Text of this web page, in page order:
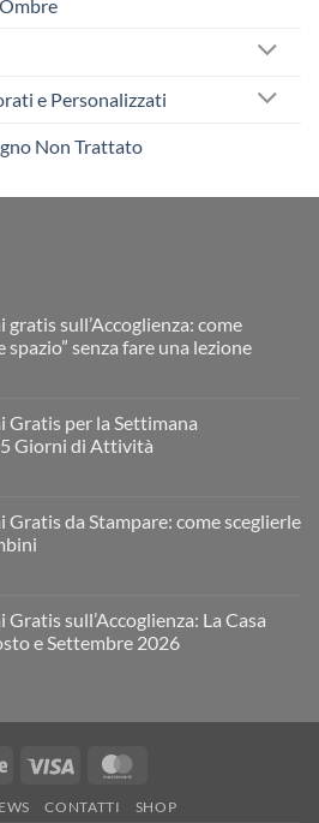
e Personalizzati
Non Trattato
sull’Accoglienza: come
spazio” senza fare una lezione
Gratis per la Settimana
5 Giorni di Attività
Gratis da Stampare: come sceglierle
sull’Accoglienza: La Casa
e Settembre 2026
Stripe Visa
CONTATTI SHOP